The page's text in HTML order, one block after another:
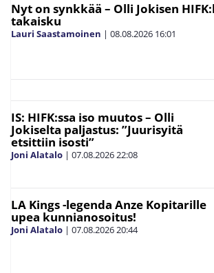
Nyt on synkkää – Olli Jokisen
takaisku
Lauri Saastamoinen | 08.08.2026 16:01
IS: HIFK:ssa iso muutos – Olli
Jokiselta paljastus: ”Juurisyitä
etsittiin isosti”
Joni Alatalo | 07.08.202622:08
LA Kings -legenda Anze Kopitarille
upea kunnianosoitus!
Joni Alatalo | 07.08.202620:44